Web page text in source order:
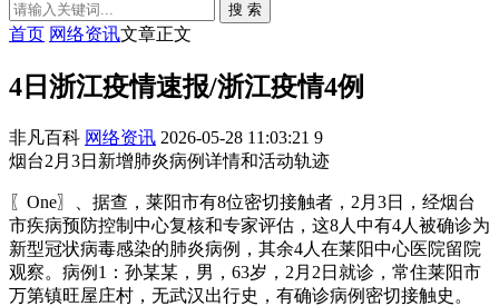
搜 索
首页 网络资讯文章正文
4日浙江疫情速报/浙江疫情4例
非凡百科 网络资讯 2026-05-28 11:03:21 9
烟台2月3日新增肺炎病例详情和活动轨迹
〖One〗、据查，莱阳市有8位密切接触者，2月3日，经烟台
市疾病预防控制中心复核和专家评估，这8人中有4人被确诊为
新型冠状病毒感染的肺炎病例，其余4人在莱阳中心医院留院
观察。病例1：孙某某，男，63岁，2月2日就诊，常住莱阳市
万第镇旺屋庄村，无武汉出行史，有确诊病例密切接触史。